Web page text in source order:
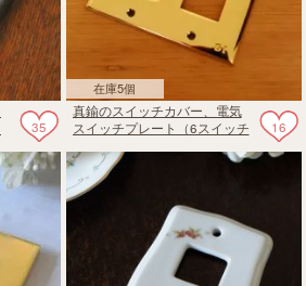
35
在庫5個
16
真鍮のスイッチカバー、電気
スイッチプレート（6スイッチ